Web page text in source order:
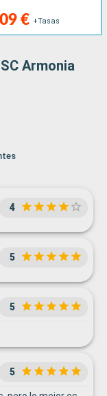
€ +Tasas
Armonia
4
5
5
5